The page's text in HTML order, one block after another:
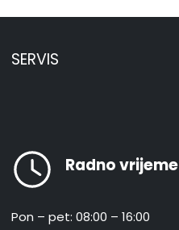
SERVIS
Radno vrijeme
Pon – pet: 08:00 – 16:00